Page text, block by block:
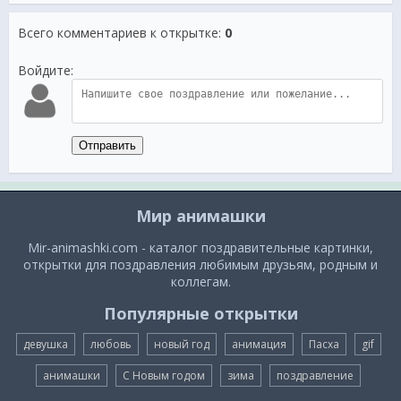
Всего комментариев к открытке: 0
Войдите:
Отправить
Мир анимашки
Mir-animashki.com - каталог поздравительные картинки,
открытки для поздравления любимым друзьям, родным и
коллегам.
Популярные открытки
девушка любовь новый год анимация Пасха gif
анимашки С Новым годом зима поздравление